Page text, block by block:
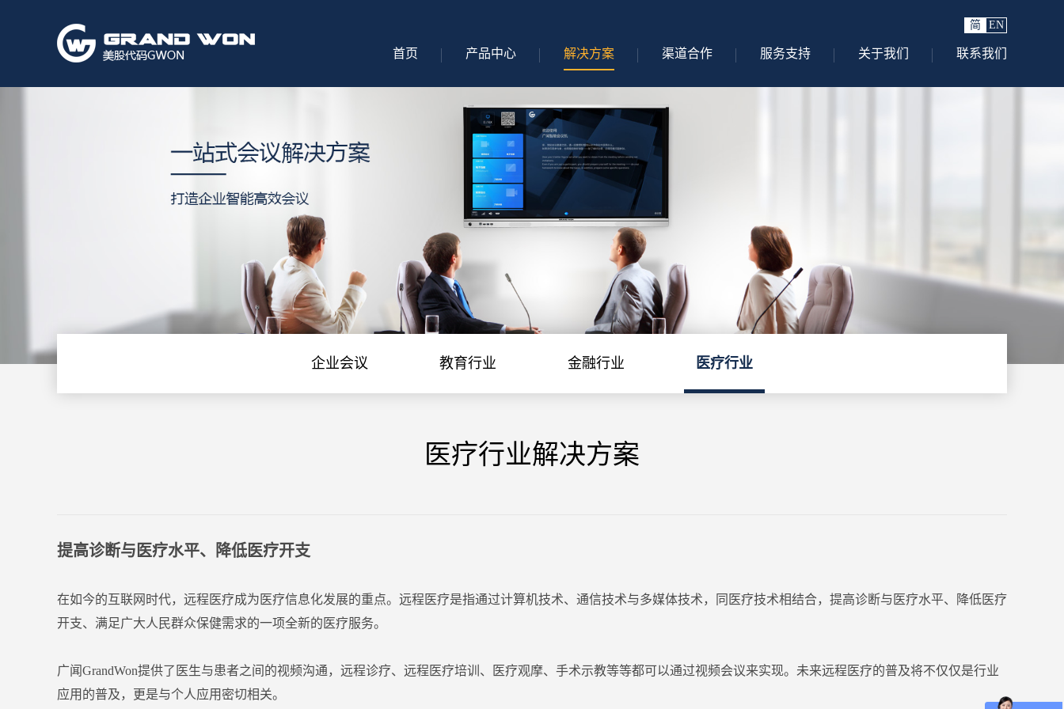
简 EN
首页 产品中心 解决方案 渠道合作 服务支持 关于我们 联系我们
企业会议 教育行业 金融行业 医疗行业
医疗行业解决方案
提高诊断与医疗水平、降低医疗开支
在如今的互联网时代，远程医疗成为医疗信息化发展的重点。远程医疗是指通过计算机技术、通信技术与多媒体技术，同医疗技术相结合，提高诊断与医疗水平、降低医疗
开支、满足广大人民群众保健需求的一项全新的医疗服务。
广闻GrandWon提供了医生与患者之间的视频沟通，远程诊疗、远程医疗培训、医疗观摩、手术示教等等都可以通过视频会议来实现。未来远程医疗的普及将不仅仅是行业
应用的普及，更是与个人应用密切相关。